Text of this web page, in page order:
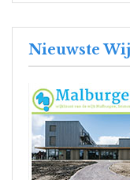
Nieuwste